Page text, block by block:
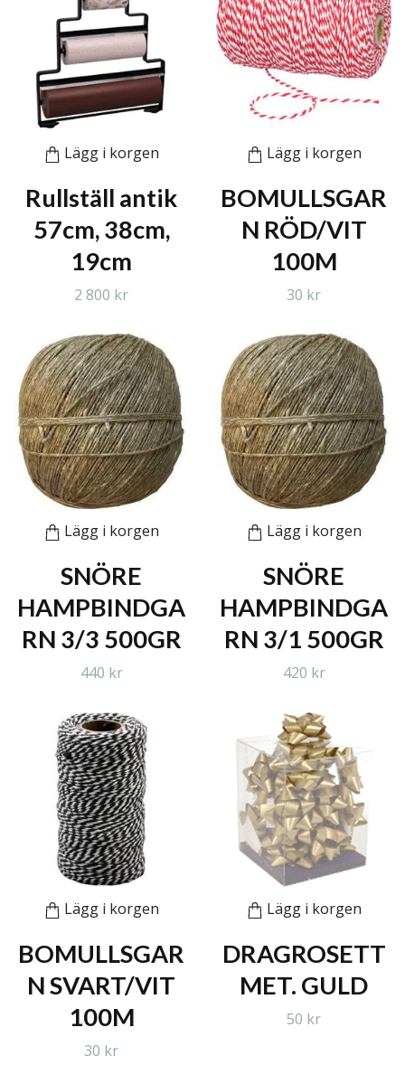
Lägg i korgen
Rullställ antik
57cm, 38cm,
19cm
2 800 kr
Lägg i korgen
BOMULLSGAR
N RÖD/VIT
100M
30 kr
Lägg i korgen
SNÖRE
HAMPBINDGA
RN 3/3 500GR
440 kr
Lägg i korgen
SNÖRE
HAMPBINDGA
RN 3/1 500GR
420 kr
Lägg i korgen
BOMULLSGAR
N SVART/VIT
100M
30 kr
Lägg i korgen
DRAGROSETT
MET. GULD
50 kr